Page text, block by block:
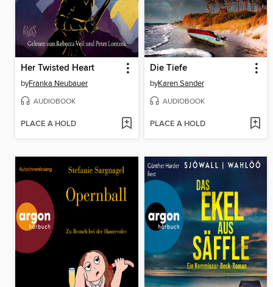
Her Twisted Heart
byFranka Neubauer
AUDIOBOOK
PLACE A HOLD
Die Tiefe
byKaren Sander
AUDIOBOOK
PLACE A HOLD